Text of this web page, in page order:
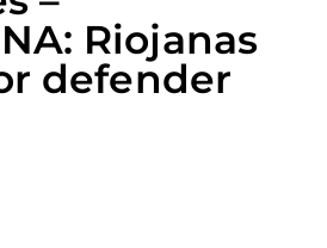
Riojanas
defender